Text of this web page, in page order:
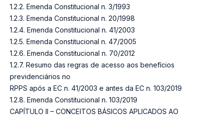
1.2.2. Emenda Constitucional n. 3/1993
1.2.3. Emenda Constitucional n. 20/1998
1.2.4. Emenda Constitucional n. 41/2003
1.2.5. Emenda Constitucional n. 47/2005
1.2.6. Emenda Constitucional n. 70/2012
1.2.7. Resumo das regras de acesso aos benefícios
previdenciários no
RPPS após a EC n. 41/2003 e antes da EC n. 103/2019
1.2.8. Emenda Constitucional n. 103/2019
CAPÍTULO II – CONCEITOS BÁSICOS APLICADOS AO